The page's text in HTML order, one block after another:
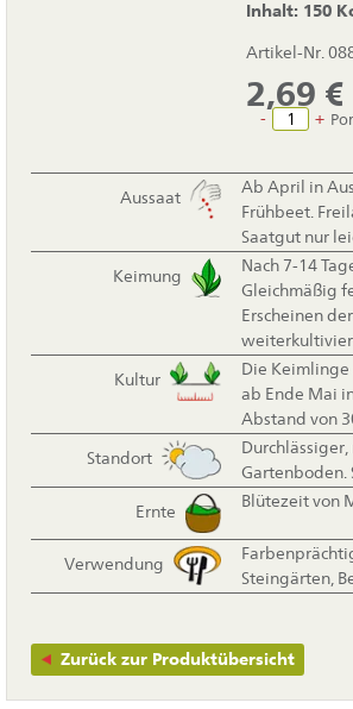
Inhalt: 150
Artikel-Nr.
2,69 €
- +
Aussaat
Ab April in
Frühbeet.
Saatgut nur
Keimung
Nach 7-14
Gleichmäßig
Erscheinen
Kultur
Die Keimlinge
ab Ende Mai
Abstand von
Standort
Gartenboden.
Ernte
Blütezeit von
Verwendung
Steingärten,
Zurück zur Produktübersicht